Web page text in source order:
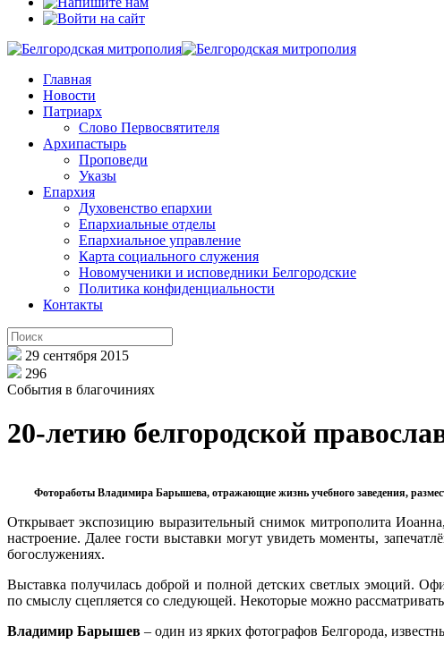
Главная
Новости
Патриарх
Слово Первосвятителя
Архипастырь
Проповеди
Указы
Епархия
Духовенство епархии
Епархиальные отделы
Епархиальное управление
Карта социального служения
Новомученики и исповедники Белгородские
Политика конфиденциальности
Контакты
29 сентября 2015
296
События в благочиниях
20-летию белгородской
Фотоработы Владимира Барышева, отражающие жизнь учебного заведения,
Открывает экспозицию выразительный снимок митрополита
настроение. Далее гости выставки могут увидеть моменты,
богослужениях.
Выставка получилась доброй и полной детских светлых эмоций.
по смыслу сцепляется со следующей. Некоторые можно
Владимир Барышев – один из ярких фотографов Белгорода,